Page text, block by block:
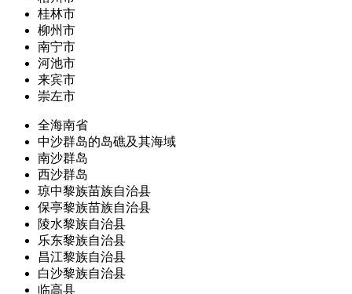
桂林市
柳州市
南宁市
河池市
来宾市
崇左市
全海南省
中沙群岛的岛礁及其海域
南沙群岛
西沙群岛
琼中黎族苗族自治县
保亭黎族苗族自治县
陵水黎族自治县
乐东黎族自治县
昌江黎族自治县
白沙黎族自治县
临高县